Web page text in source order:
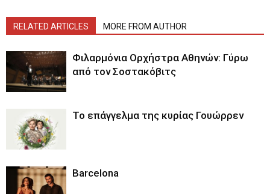
RELATED ARTICLES MORE FROM AUTHOR
Φιλαρμόνια Ορχήστρα Αθηνών: Γύρω
από τον Σοστακόβιτς
Το επάγγελμα της κυρίας Γουώρρεν
Barcelona